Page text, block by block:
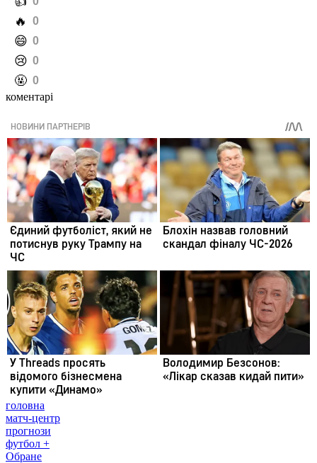
️🔥 0
️😄 0
️😢 0
️🤬 0
коментарі
головна
матч-центр
прогнози
футбол +
Обране